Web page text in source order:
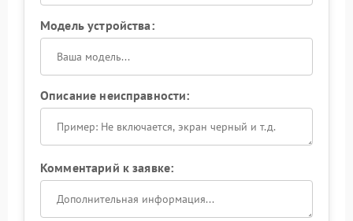
Модель устройства:
Описание неисправности:
Комментарий к заявке: